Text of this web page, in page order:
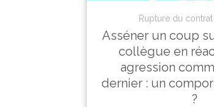
Rupture du contrat
Asséner un coup
collègue en
agression
dernier : un
?